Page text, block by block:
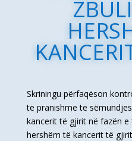
Skriningu përfaqëson
të pranishme të
kancerit të gjirit në fazën e
hershëm të kancerit të